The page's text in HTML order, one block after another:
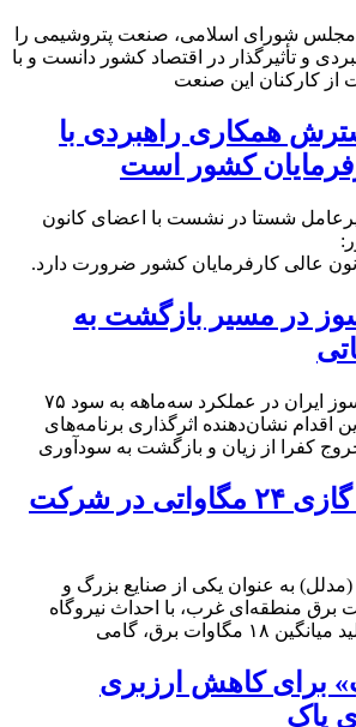
شورای اسلامی، صنعت پتروشیمی را
و تأثیرگذار در اقتصاد کشور دانست و با
از کارکنان این صنعت
همکاری راهبردی با
کشور است
شستا در نشست با اعضای کانون
عالی کارفرمایان کشور ضرورت دارد.
در مسیر بازگشت به
شرکت فرآورده‌های نسوز ایران در عملکرد سه‌ماهه به سود ۷۵
اقدام نشان‌دهنده اثرگذاری برنامه‌های
کفرا از زیان و بازگشت به سودآوری
احداث نیروگاه گازی ۲۴ مگاواتی در شرکت
به عنوان یکی از صنایع بزرگ و
منطقه‌ای غرب، با احداث نیروگاه
برای کاهش ارزبری
پاک